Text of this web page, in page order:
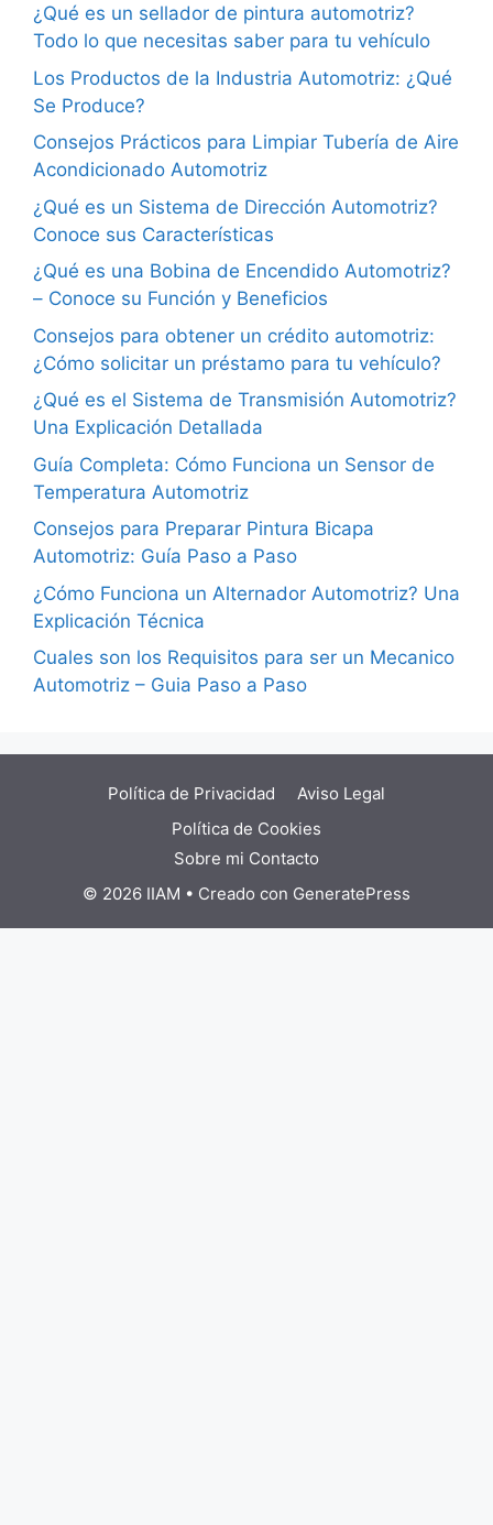
¿Qué es un sellador de pintura automotriz?
Todo lo que necesitas saber para tu vehículo
Los Productos de la Industria Automotriz: ¿Qué
Se Produce?
Consejos Prácticos para Limpiar Tubería de Aire
Acondicionado Automotriz
¿Qué es un Sistema de Dirección Automotriz?
Conoce sus Características
¿Qué es una Bobina de Encendido Automotriz?
– Conoce su Función y Beneficios
Consejos para obtener un crédito automotriz:
¿Cómo solicitar un préstamo para tu vehículo?
¿Qué es el Sistema de Transmisión Automotriz?
Una Explicación Detallada
Guía Completa: Cómo Funciona un Sensor de
Temperatura Automotriz
Consejos para Preparar Pintura Bicapa
Automotriz: Guía Paso a Paso
¿Cómo Funciona un Alternador Automotriz? Una
Explicación Técnica
Cuales son los Requisitos para ser un Mecanico
Automotriz – Guia Paso a Paso
Política de Privacidad
Aviso Legal
Política de Cookies
Sobre mi Contacto
© 2026 IIAM • Creado con GeneratePress